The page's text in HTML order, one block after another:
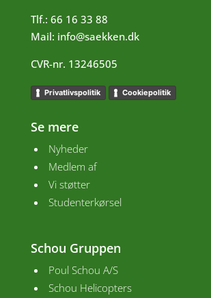
Tlf.: 66 16 33 88
Mail: info@saekken.dk
CVR-nr. 13246505
Privatlivspolitik Cookiepolitik
Se mere
Nyheder
Medlem af
Vi støtter
Studenterkørsel
Schou Gruppen
Poul Schou A/S
Schou Helicopters